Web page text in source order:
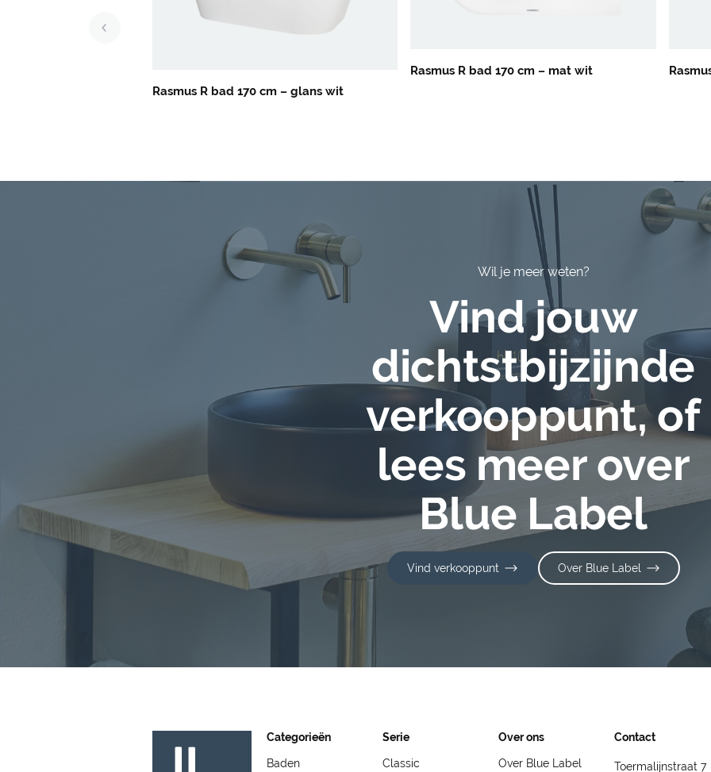
Rasmus R bad 170 cm – glans wit
Rasmus R bad 170 cm – mat wit
Wil je meer weten?
Vind jouw
dichtstbijzijnde
verkooppunt, of
lees meer over
Blue Label
Vind verkooppunt Over Blue Label
Categorieën
Baden
Serie
Classic
Over ons
Over Blue Label
Contact
Toermalijnstraat 7